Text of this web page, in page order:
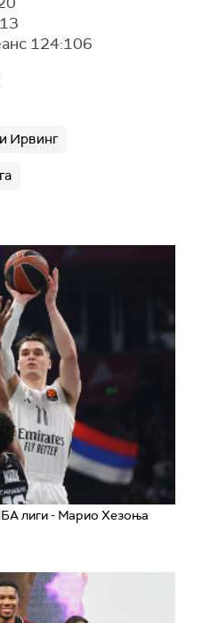
124:106
Ирвинг
лиги - Марио Хезоња